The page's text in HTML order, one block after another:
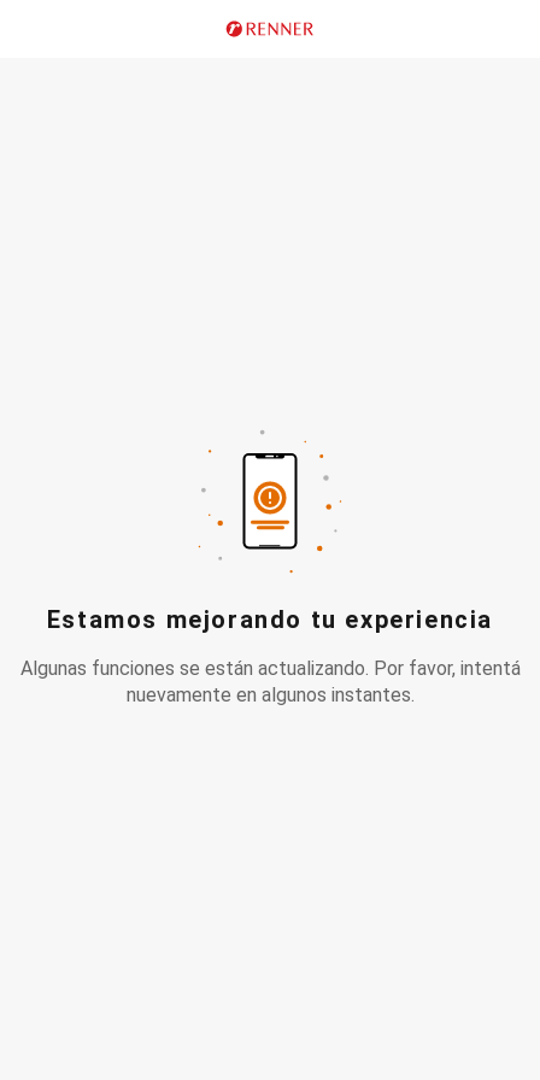
Estamos mejorando tu experiencia
Algunas funciones se están actualizando. Por favor, intentá
nuevamente en algunos instantes.